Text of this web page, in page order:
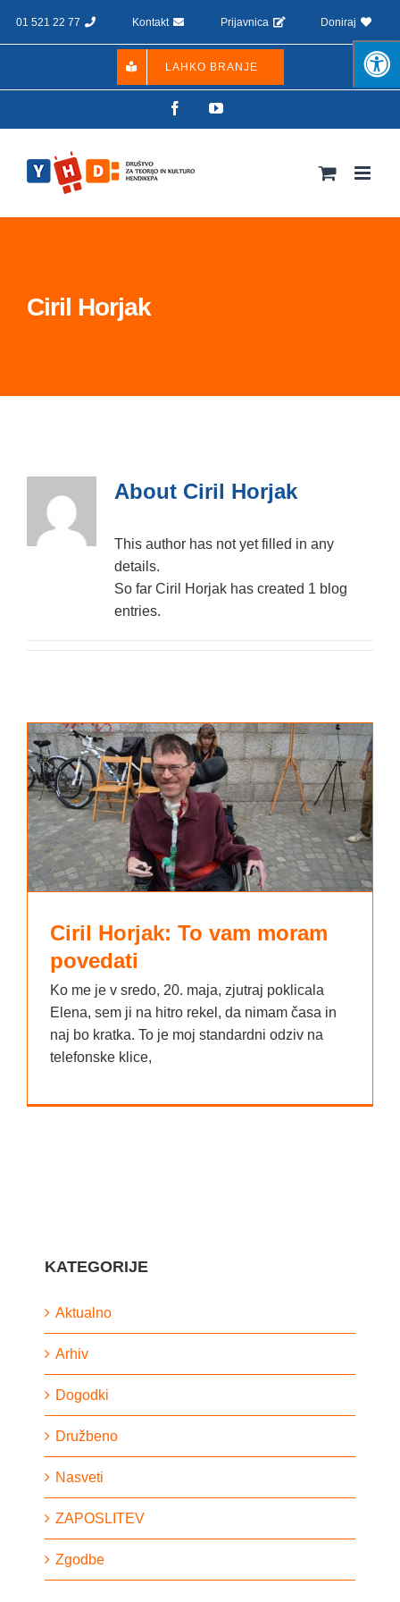
01 521 22 77 Kontakt Prijavnica Doniraj
LAHKO BRANJE
FacebookYouTube
Ciril Horjak
About Ciril Horjak
This author has not yet filled in any
details.
So far Ciril Horjak has created 1 blog
entries.
Ciril Horjak: To vam moram
povedati
Ko me je v sredo, 20. maja, zjutraj poklicala
Elena, sem ji na hitro rekel, da nimam časa in
naj bo kratka. To je moj standardni odziv na
telefonske klice,
KATEGORIJE
Aktualno
Arhiv
Dogodki
Družbeno
Nasveti
ZAPOSLITEV
Zgodbe